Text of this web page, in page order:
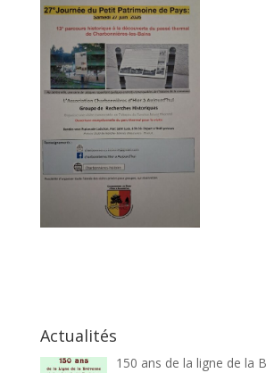
Actualités
150 ans de la ligne de la